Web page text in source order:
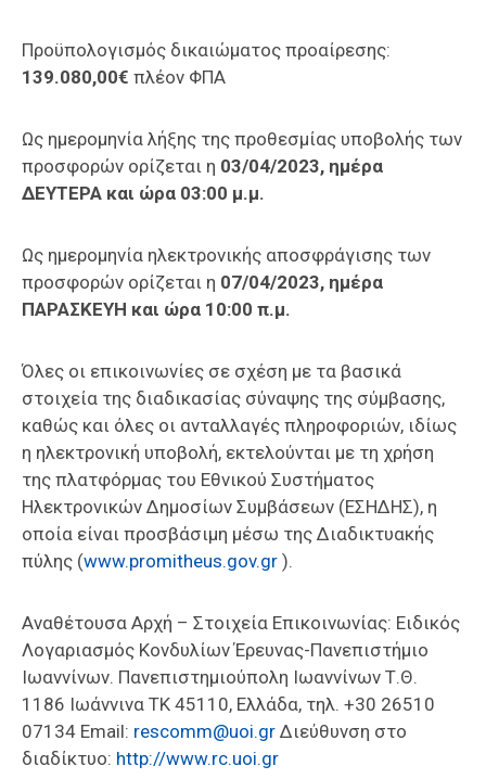
Προϋπολογισμός δικαιώματος προαίρεσης:
139.080,00€ πλέον ΦΠΑ
Ως ημερομηνία λήξης της προθεσμίας υποβολής των
προσφορών ορίζεται η 03/04/2023, ημέρα
ΔΕΥΤΕΡΑ και ώρα 03:00 μ.μ.
Ως ημερομηνία ηλεκτρονικής αποσφράγισης των
προσφορών ορίζεται η 07/04/2023, ημέρα
ΠΑΡΑΣΚΕΥΗ και ώρα 10:00 π.μ.
Όλες οι επικοινωνίες σε σχέση με τα βασικά
στοιχεία της διαδικασίας σύναψης της σύμβασης,
καθώς και όλες οι ανταλλαγές πληροφοριών, ιδίως
η ηλεκτρονική υποβολή, εκτελούνται με τη χρήση
της πλατφόρμας του Εθνικού Συστήματος
Ηλεκτρονικών Δημοσίων Συμβάσεων (ΕΣΗΔΗΣ), η
οποία είναι προσβάσιμη μέσω της Διαδικτυακής
πύλης (www.promitheus.gov.gr ).
Αναθέτουσα Αρχή – Στοιχεία Επικοινωνίας: Ειδικός
Λογαριασμός Κονδυλίων Έρευνας-Πανεπιστήμιο
Ιωαννίνων. Πανεπιστημιούπολη Ιωαννίνων Τ.Θ.
1186 Ιωάννινα ΤΚ 45110, Ελλάδα, τηλ. +30 26510
07134 Email: rescomm@uoi.gr Διεύθυνση στο
διαδίκτυο: http://www.rc.uoi.gr